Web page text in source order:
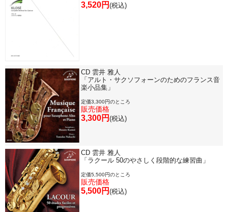
3,520円 (税込)
CD 雲井 雅人
「アルト・サクソフォーンのためのフランス音
楽小品集」
定価3,300円のところ
販売価格
3,300円 (税込)
CD 雲井 雅人
「ラクール 50のやさしく段階的な練習曲」
定価5,500円のところ
販売価格
5,500円 (税込)